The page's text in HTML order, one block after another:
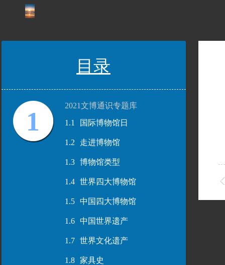
目录
1
2021文博通识专题库
1.1
国际博物馆日
1.2 走进博物馆
1.3 博物馆类型
1.4 世界四大博物馆
1.5 中国四大博物馆
1.6 中国世界遗产
1.7 世界文化遗产
1.8 家具史